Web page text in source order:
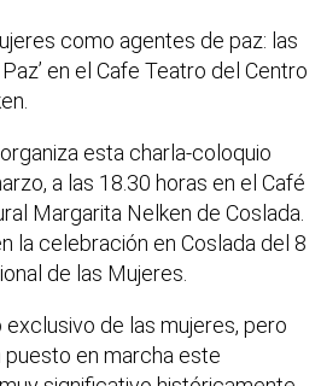
como agentes de paz: las
en el Cafe Teatro del Centro
esta charla-coloquio
a las 18.30 horas en el Café
Margarita Nelken de Coslada.
la celebración en Coslada del 8
de las Mujeres.
de las mujeres, pero
puesto en marcha este